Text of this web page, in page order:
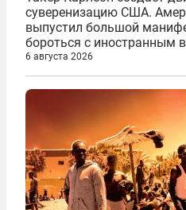
суверенизацию США.
выпустил большой
бороться с иностранным
первую очередь имея в
прекратить заморские
репарации Ирану,
6 августа 2026